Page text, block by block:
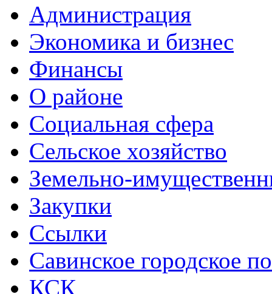
Администрация
Экономика и бизнес
Финансы
О районе
Социальная сфера
Сельское хозяйство
Земельно-
Закупки
Ссылки
Савинское городское
КСК